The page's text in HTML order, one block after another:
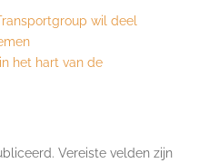
wil deel
het hart van de
Vereiste velden zijn